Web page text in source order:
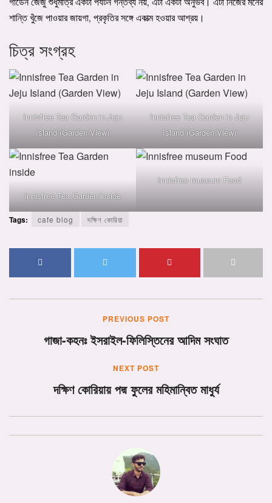
শান্তি খুঁজে পাওয়ার জায়গা, প্রকৃতির সঙ্গে একাত্ম হওয়ার আশ্রয়।
চিত্র সংগ্রহ
Innisfree Tea Garden in Jeju
Island (Garden View)
Innisfree Tea Garden in Jeju
Island (Garden View)
Innisfree Tea Garden inside
Innisfree museum Food
Tags: cafe blog দক্ষিণ কোরিয়া
PREVIOUS POST
গাজা-কহনঃ ইসরাইল-ফিলিস্তিনের আদিম সংঘাত
NEXT POST
দক্ষিণ কোরিয়ায় পদ্ম ফুলের মহিমান্বিত মাধুর্য